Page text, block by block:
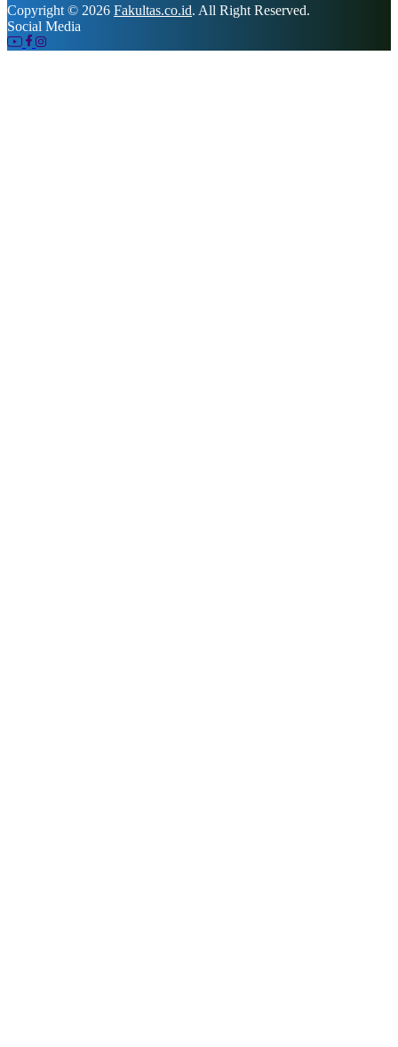
Copyright © 2026 Fakultas.co.id. All Right Reserved.
Social Media